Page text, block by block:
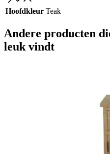
Hoofdkleur Teak
Andere producten
leuk vindt